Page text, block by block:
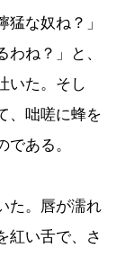
な奴ね？」
ね？」と、
いた。そし
、咄嗟に蜂を
ある。
た。唇が濡れ
紅い舌で、さ